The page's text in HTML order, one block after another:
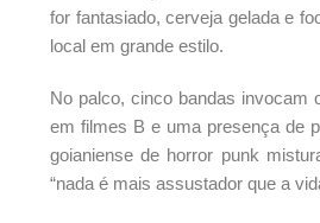
for fantasiado, cerveja gelada e
local em grande estilo.
No palco, cinco bandas invocam
em filmes B e uma presença de
goianiense de horror punk
“nada é mais assustador que a